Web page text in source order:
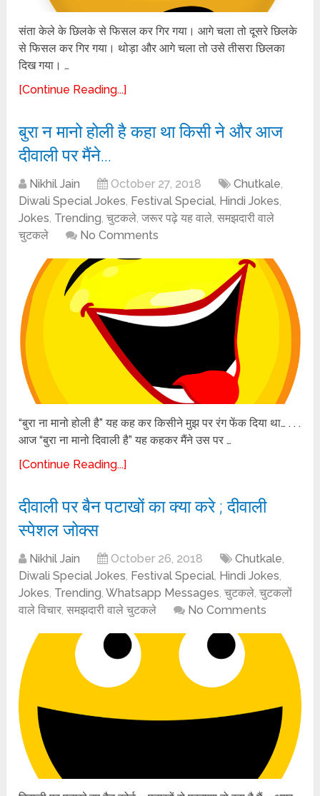
संता केले के छिलके से फिसल कर गिर गया। आगे चला तो दूसरे छिलके
से फिसल कर गिर गया। थोड़ा और आगे चला तो उसे तीसरा छिलका
दिख गया। …
[Continue Reading...]
बुरा न मानो होली है कहा था किसी ने और आज
दीवाली पर मैंने…
Nikhil Jain October 27, 2018 Chutkale,
Diwali Special Jokes, Festival Special, Hindi Jokes,
Jokes, Trending,चुटकले,जरूर पढ़े यह वाले,समझदारी वाले
चुटकले
No Comments
“बुरा ना मानो होली है” यह कह कर किसीने मुझ पर रंग फेंक दिया था… . . .
आज “बुरा ना मानो दिवाली है” यह कहकर मैंने उस पर …
[Continue Reading...]
दीवाली पर बैन पटाखों का क्या करे ; दीवाली
स्पेशल जोक्स
Nikhil Jain October 26, 2018 Chutkale,
Diwali Special Jokes, Festival Special, Hindi Jokes,
Jokes, Trending,Whatsapp Messages,चुटकले,चुटकलों
वाले विचार,समझदारी वाले चुटकले No Comments